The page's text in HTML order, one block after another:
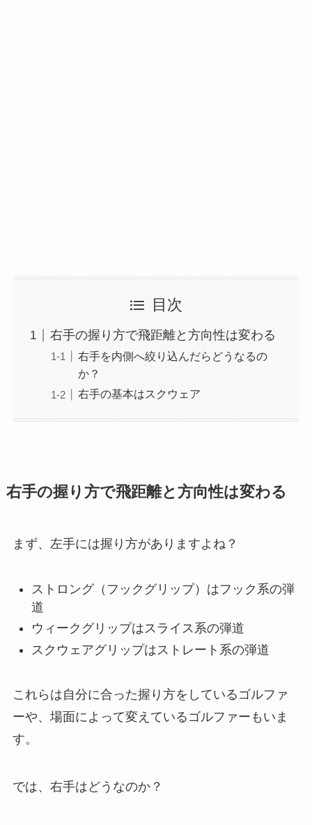
目次
右手の握り方で飛距離と方向性は変わる
右手を内側へ絞り込んだらどうなるの
か？
右手の基本はスクウェア
右手の握り方で飛距離と方向性は変わる
まず、左手には握り方がありますよね？
ストロング（フックグリップ）はフック系の弾
道
ウィークグリップはスライス系の弾道
スクウェアグリップはストレート系の弾道
これらは自分に合った握り方をしているゴルファ
ーや、場面によって変えているゴルファーもいま
す。
では、右手はどうなのか？